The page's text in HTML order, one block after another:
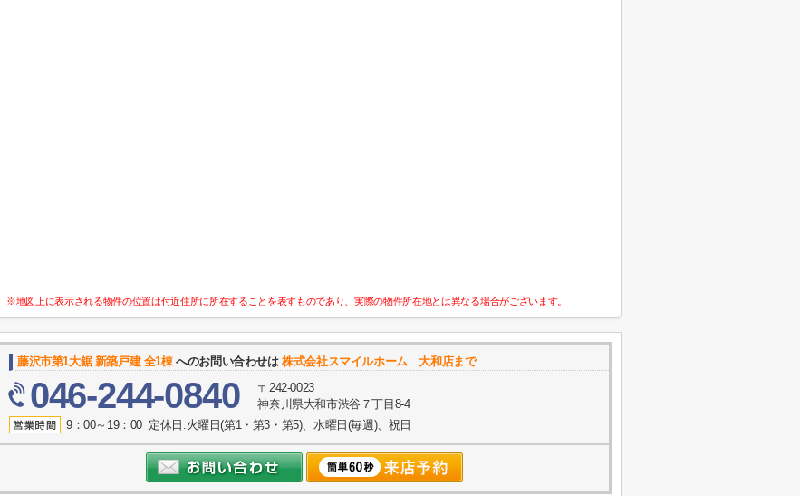
※地図上に表示される物件の位置は付近住所に所在することを表すものであり、実際の物件所在地とは異なる場合がございます。
藤沢市第1大鋸 新築戸建 全1棟へのお問い合わせは株式会社スマイルホーム 大和店まで
046-244-0840
〒242-0023
神奈川県大和市渋谷７丁目8-4
9：00～19：00 定休日:火曜日(第1・第3・第5)、水曜日(毎週)、祝日